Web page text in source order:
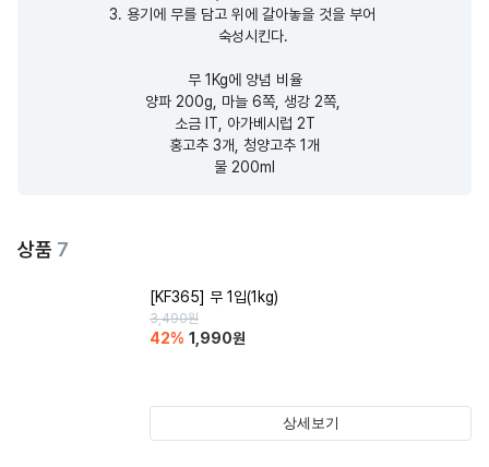
3. 용기에 무를 담고 위에 갈아놓을 것을 부어
무 1Kg에 양념 비율
양파 200g, 마늘 6쪽, 생강 2쪽,
소금 IT, 아가베시럽 2T
홍고추 3개, 청양고추 1개
물 200ml
상품 7
[KF365] 무 1입(1kg)
3,490원
42% 1,990원
상세보기